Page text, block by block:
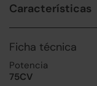
Características
Ficha técnica
Potencia
75CV